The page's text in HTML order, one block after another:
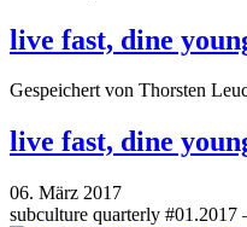
live fast, dine
Gespeichert von Thorsten
live fast, dine
06. März 2017
subculture quarterly